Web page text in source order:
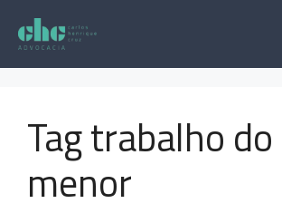
para
conteúdo
Tag trabalho do
menor